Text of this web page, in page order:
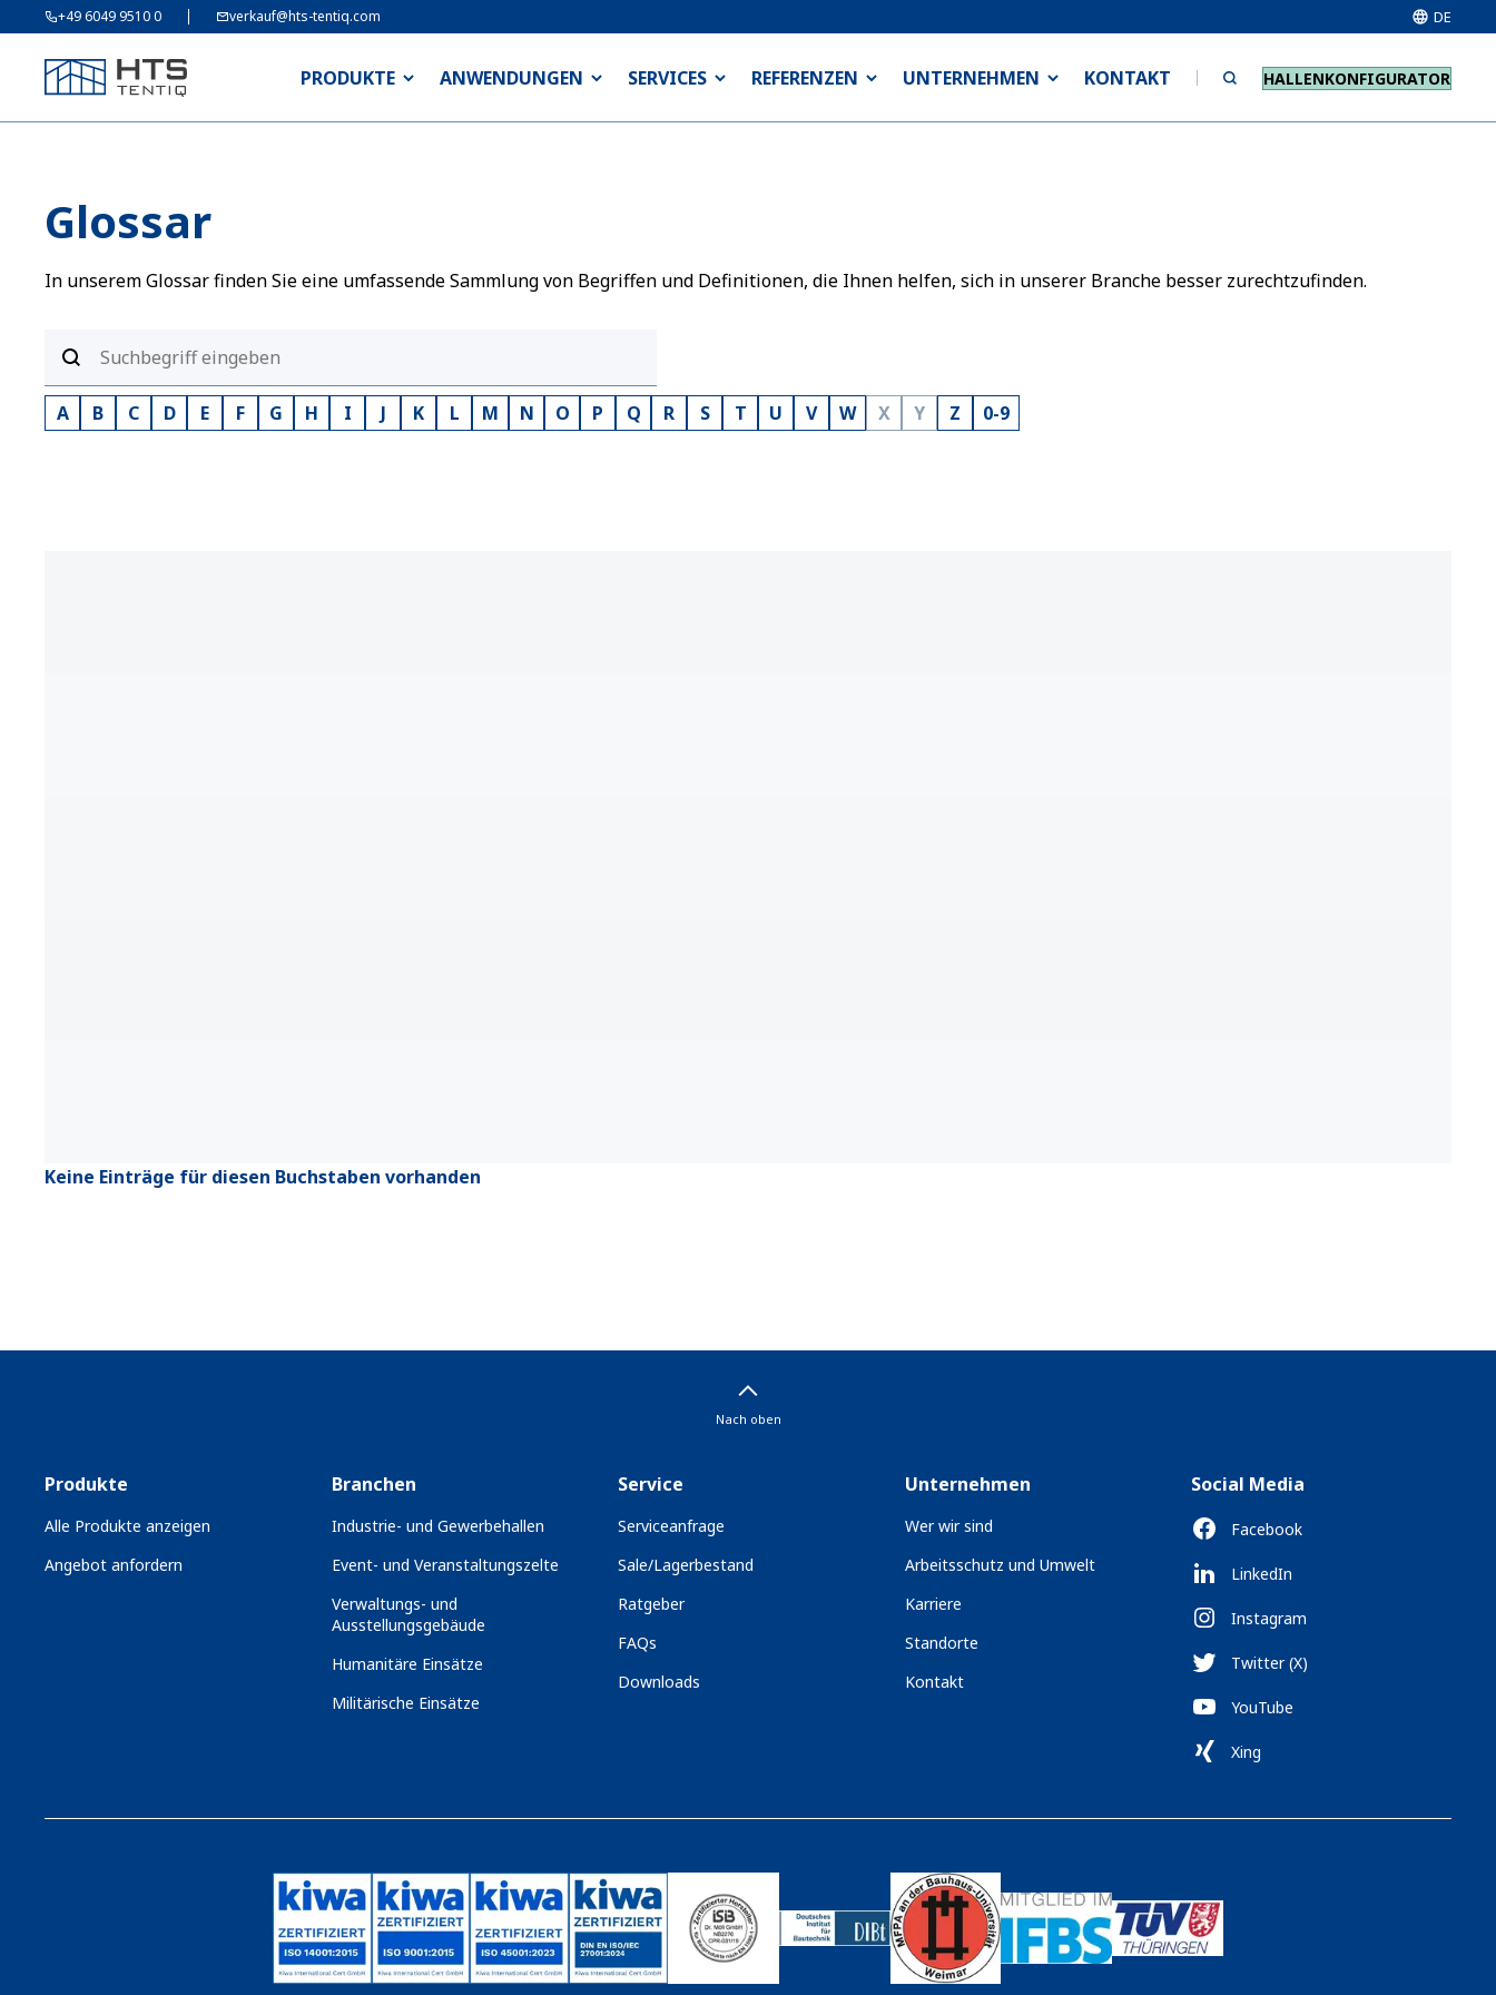
+49 6049 9510 0 verkauf@hts-tentiq.com DE
PRODUKTE ANWENDUNGEN SERVICES REFERENZEN UNTERNEHMEN KONTAKT HALLENKONFIGURATOR
Glossar
In unserem Glossar finden Sie eine umfassende Sammlung von Begriffen und Definitionen, die Ihnen helfen, sich in unserer Branche besser zurechtzufinden.
A B C D E F G H I J K L M N O P Q R S T U V W X Y Z 0-9
Keine Einträge für diesen Buchstaben vorhanden
Nach oben
Produkte
Alle Produkte anzeigen
Angebot anfordern
Branchen
Industrie- und Gewerbehallen
Event- und Veranstaltungszelte
Verwaltungs- und
Ausstellungsgebäude
Humanitäre Einsätze
Militärische Einsätze
Service
Serviceanfrage
Sale/Lagerbestand
Ratgeber
FAQs
Downloads
Unternehmen
Wer wir sind
Arbeitsschutz und Umwelt
Karriere
Standorte
Kontakt
Social Media
Facebook
LinkedIn
Instagram
Twitter (X)
YouTube
Xing